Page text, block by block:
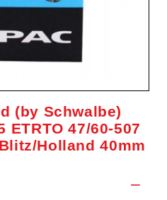
(by Schwalbe)
ETRTO 47/60-507
Holland 40mm